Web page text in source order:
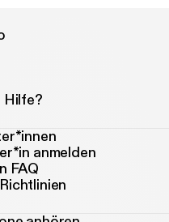
Hilfe?
anmelden
FAQ